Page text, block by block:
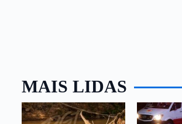
MAIS LIDAS